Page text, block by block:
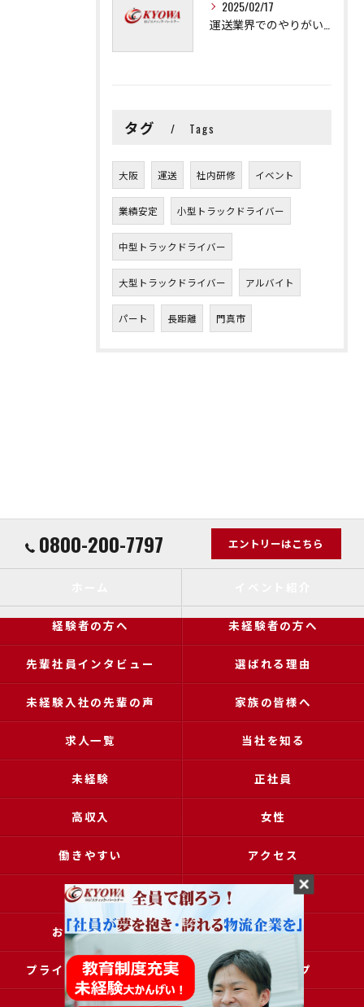
2025/02/17
タグ Tags
大阪 運送 社内研修 イベント
業績安定 小型トラックドライバー
中型トラックドライバー
大型トラックドライバー アルバイト
パート 長距離 門真市
0800-200-7797 エントリーはこちら
経験者の方へ 未経験者の方へ
先輩社員インタビュー 選ばれる理由
未経験入社の先輩の声 家族の皆様へ
求人一覧 当社を知る
未経験 正社員
高収入 女性
働きやすい アクセス
ブログ
お問い合わせ 採用申込
プライバシーポリシー サイトマップ